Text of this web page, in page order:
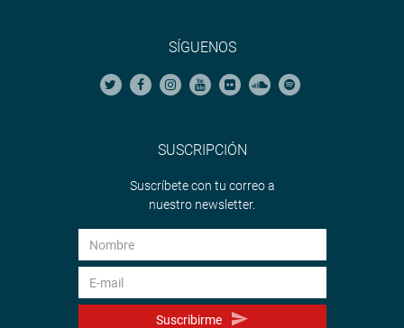
SÍGUENOS
SUSCRIPCIÓN
Suscríbete con tu correo a
nuestro newsletter.
Suscribirme